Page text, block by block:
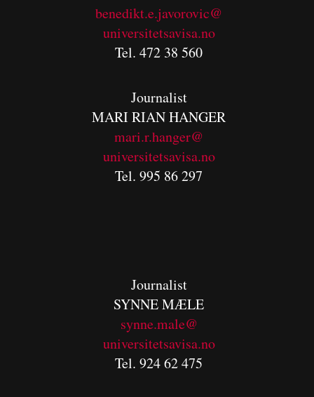
benedikt.e.javorovic@
universitetsavisa.no
Tel. 472 38 560
Journalist
MARI RIAN HANGER
mari.r.hanger@
universitetsavisa.no
Tel. 995 86 297
Journalist
SYNNE MÆLE
synne.male@
universitetsavisa.no
Tel. 924 62 475